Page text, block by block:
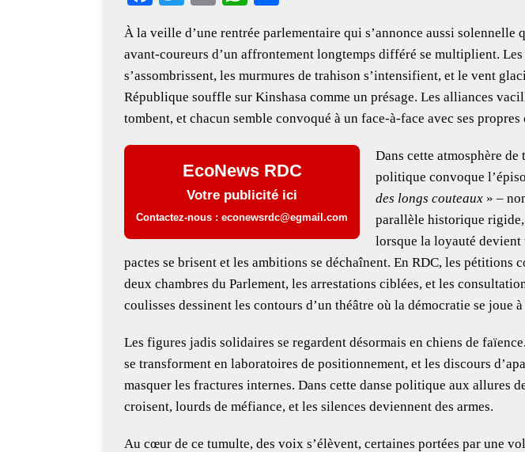
eb
oo
k
tt
er
ai
l
at
s
A
p
p
ar
e
À la veille d’une rentrée parlementaire qui s’annonce aussi solennelle
avant-coureurs d’un affrontement longtemps différé se multiplient.
s’assombrissent, les murmures de trahison s’intensifient, et le vent
République souffle sur Kinshasa comme un présage. Les alliances
tombent, et chacun semble convoqué à un face-à-face avec ses
EcoNews RDC
Votre publicité ici
Contactez-nous : econewsrdc@egmail.com
Dans cette atmosphère
politique convoque
des longs couteaux » –
parallèle historique
lorsque la loyauté devient
pactes se brisent et les ambitions se déchaînent. En RDC, les pétitions
deux chambres du Parlement, les arrestations ciblées, et les
coulisses dessinent les contours d’un théâtre où la démocratie se joue
Les figures jadis solidaires se regardent désormais en chiens de
se transforment en laboratoires de positionnement, et les discours
masquer les fractures internes. Dans cette danse politique aux allures
croisent, lourds de méfiance, et les silences deviennent des armes.
Au cœur de ce tumulte, des voix s’élèvent, certaines portées par une